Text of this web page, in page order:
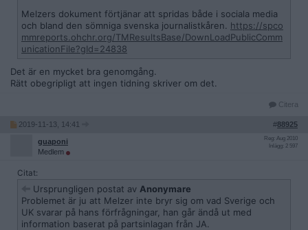
Melzers dokument förtjänar att spridas både i sociala media
och bland den sömniga svenska journalistkåren. https://spco
mmreports.ohchr.org/TMResultsBase/DownLoadPublicComm
unicationFile?gId=24838
Det är en mycket bra genomgång.
Rätt obegripligt att ingen tidning skriver om det.
Citera
2019-11-13, 14:41 #88925
guaponi
Medlem
Reg: Aug 2010
Inlägg: 2 597
Citat:
Ursprungligen postat av Anonymare
Problemet är ju att Melzer inte bryr sig om vad Sverige och
UK svarar på hans förfrågningar, han går ändå ut med
information baserat på partsinlagan från JA.